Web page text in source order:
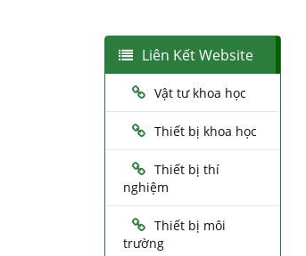
Liên Kết Website
Vật tư khoa học
Thiết bị khoa học
Thiết bị thí
nghiệm
Thiết bị môi
trường